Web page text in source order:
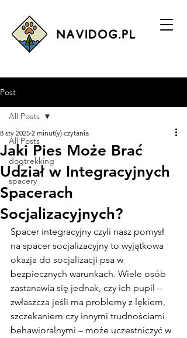
Post
All Posts
dogtrekking
spacery
All Posts
Jaki Pies Może Brać
Udział w Integracyjnych
Spacerach
Socjalizacyjnych?
8 sty 2025 2 minut(y) czytania
Spacer integracyjny czyli nasz pomysł
na spacer socjalizacyjny to wyjątkowa
okazja do socjalizacji psa w
bezpiecznych warunkach. Wiele osób
zastanawia się jednak, czy ich pupil –
zwłaszcza jeśli ma problemy z lękiem,
szczekaniem czy innymi trudnościami
behawioralnymi – może uczestniczyć w